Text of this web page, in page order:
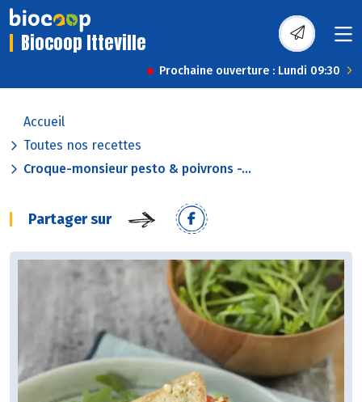
Biocoop Itteville
Prochaine ouverture : Lundi 09:30
Accueil
Toutes nos recettes
Croque-monsieur pesto & poivrons -...
Partager sur